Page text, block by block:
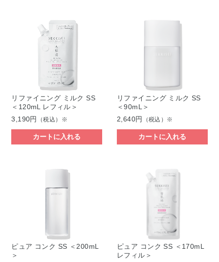
リファイニング ミルク SS
＜120mL レフィル＞
3,190円
（税込）※
カートに入れる
リファイニング ミルク SS
＜90mL＞
2,640円
（税込）※
カートに入れる
ピュア コンク SS ＜200mL
＞
ピュア コンク SS ＜170mL
レフィル＞